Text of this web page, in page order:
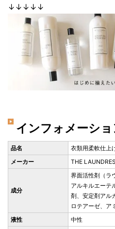
↓↓↓↓↓
インフォメーショ
品名
衣類用柔軟仕上
メーカー
THE
成分
界面活性剤（ラ
アルキルエーテ
剤、安定剤アル
ロテアーゼ、ア
液性
中性